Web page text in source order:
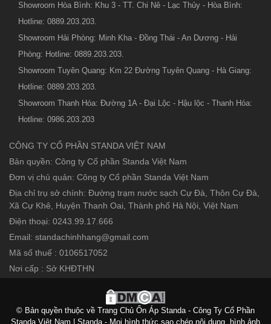
Showroom Hòa Bình: Khu 3 - TT. Chi Nê - Lạc Thủy - Hòa Bình:
Hotline: 0889.203.203.
Showroom Hải Phòng: Minh Kha - Đồng Thái - An Dương - Hải
Phòng: Hotline: 0889.203.203.
Showroom Tuyên Quang: Km 22 Đường Tuyên Quang - Hà Giang:
Hotline: 0889.203.203.
Showroom Thanh Hóa: Đường 1A - Đại Lộc - Hậu lộc - Thanh Hóa:
Hotline: 0986.203.203
CÔNG TY CỔ PHẦN STANDA VIỆT NAM
Bản quyền: Công ty Cổ phần Standa Việt Nam
Đơn vị chủ quản: Công ty Cổ phần Standa Việt Nam
Địa chỉ trụ sở chính: Đường trạm nước sạch Cự Đà, Thôn Cự Đà,
Xã Cự Khê, Huyện Thanh Oai, Thành phố Hà Nội, Việt Nam
Điện thoại: 0243.99.17.666
Email: standachinhhang@gmail.com
Mã số thuế : 0106517052
Nơi cấp : Sở KHĐTHN
© Bản quyền thuộc về Trang Chủ Ổn Áp Standa - Công Ty Cổ Phần
Standa Việt Nam | Standa - Mọi hình thức sao chép nội dung, hình ảnh